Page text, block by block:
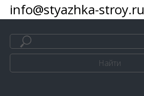
info@styazhka-stroy.ru
Найти